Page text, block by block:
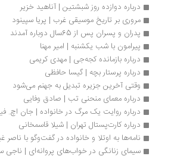
درباره دوازده روز شبشتین | آناهید خزیر
مروری بر تاریخ موسیقی غرب | پریا سپینود
پدران و پسران پس از 65سال دوباره آمدند
پیرامون با شب یکشنبه | امیر مهنا
درباره بازمانده کجه‌جی | مهدی کریمی
درباره پرستار بچه | گیسا حافظی
وقتی آخرین جزیره تبدیل به جهنم می‌شود
درباره معمای منحنی تب | صادق وفایی
درباره روایت یک مرگ در خانواده | جان اچ. فینچر
درباره کارت‌پستال تهران | شیلا قاسمخانی
نامه‌ها به اوتلا و خانواده در گفت‌وگو با ناصر غیاثی
سیمای زنانگی در خواب‌های پروانه‌ای | ناجی سواری